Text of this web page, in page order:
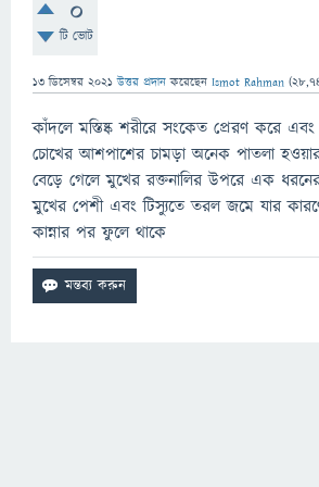
0
টি ভোট
13 ডিসেম্বর 2021 উত্তর প্রদান করেছেন Ismot Rahman (
কাঁদলে মস্তিষ্ক শরীরে সংকেত প্রেরণ করে এবং
চোখের আশপাশের চামড়া অনেক পাতলা হওয়ার
বেড়ে গেলে মুখের রক্তনালির উপরে এক
মুখের পেশী এবং টিস্যুতে তরল জমে যার
কান্নার পর ফুলে থাকে